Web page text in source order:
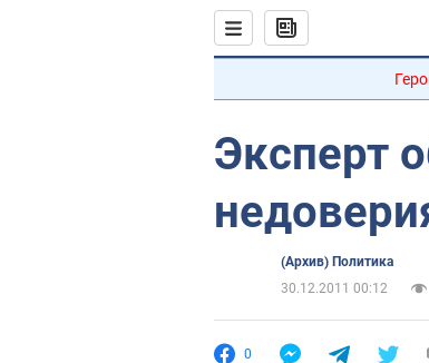
Эксперт
(Архив) Политика
30.12.2011 00:12
0